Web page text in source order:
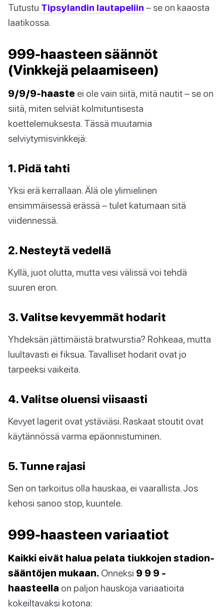
Tutustu Tipsylandin lautapeliin – se on kaaosta
laatikossa.
999-haasteen säännöt
(Vinkkejä pelaamiseen)
9/9/9-haaste ei ole vain siitä, mitä nautit – se on
siitä, miten selviät kolmituntisesta
koettelemuksesta. Tässä muutamia
selviytymisvinkkejä:
1. Pidä tahti
Yksi erä kerrallaan. Älä ole ylimielinen
ensimmäisessä erässä – tulet katumaan sitä
viidennessä.
2. Nesteytä vedellä
Kyllä, juot olutta, mutta vesi välissä voi tehdä
suuren eron.
3. Valitse kevyemmät hodarit
Yhdeksän jättimäistä bratwurstia? Rohkeaa, mutta
luultavasti ei fiksua. Tavalliset hodarit ovat jo
tarpeeksi vaikeita.
4. Valitse oluensi viisaasti
Kevyet lagerit ovat ystäviäsi. Raskaat stoutit ovat
käytännössä varma epäonnistuminen.
5. Tunne rajasi
Sen on tarkoitus olla hauskaa, ei vaarallista. Jos
kehosi sanoo stop, kuuntele.
999-haasteen variaatiot
Kaikki eivät halua pelata tiukkojen stadion-
sääntöjen mukaan. Onneksi 9 9 9 -
haasteella on paljon hauskoja variaatioita
kokeiltavaksi kotona: